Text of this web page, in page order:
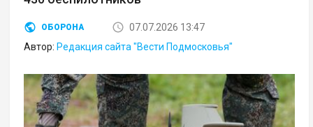
ОБОРОНА
07.07.2026 13:47
Автор: Редакция сайта "Вести Подмосковья"